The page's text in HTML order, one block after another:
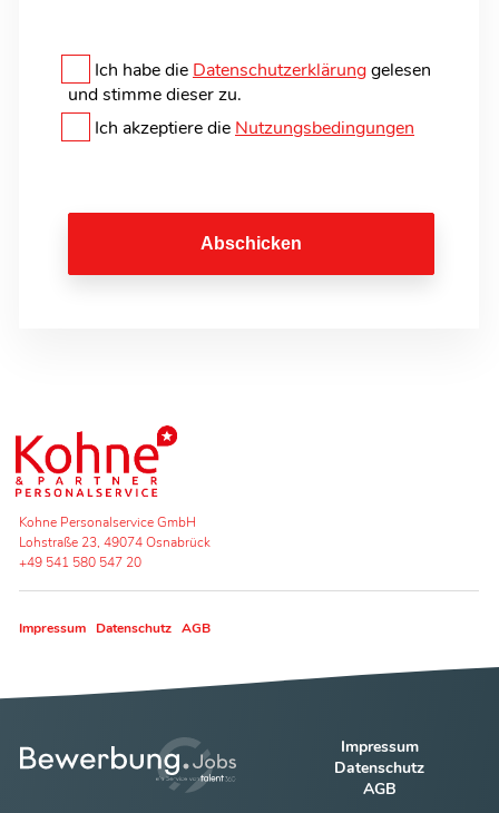
Ich habe die Datenschutzerklärunggelesen
und stimme dieser zu.
Ich akzeptiere die Nutzungsbedingungen
Abschicken
Kohne Personalservice GmbH
Lohstraße 23, 49074 Osnabrück
+49 541 580 547 20
Impressum Datenschutz AGB
Impressum
Datenschutz
AGB